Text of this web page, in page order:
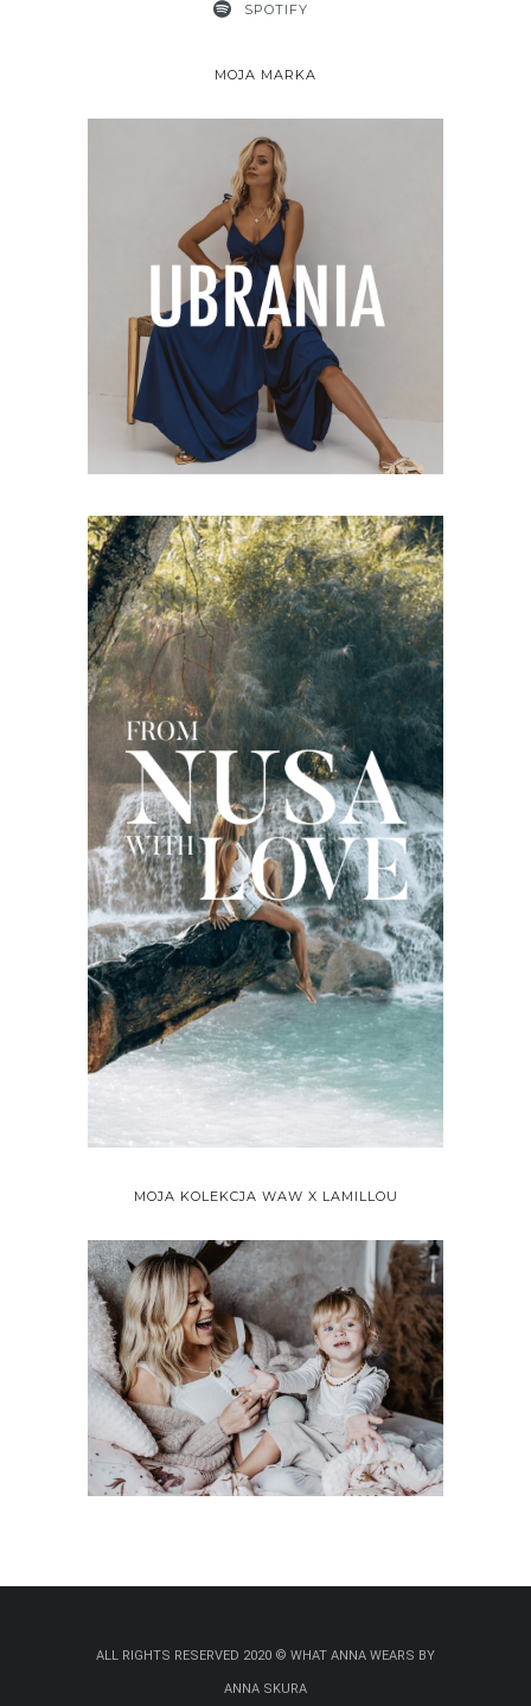
SPOTIFY
MOJA MARKA
MOJA KOLEKCJA WAW X LAMILLOU
ALL RIGHTS RESERVED 2020 © WHAT ANNA WEARS BY
ANNA SKURA